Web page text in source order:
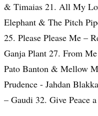
& Timaias 21. All My
Elephant & The Pitch
25. Please Please Me –
Ganja Plant 27. From
Pato Banton & Mellow
Prudence - Jahdan
– Gaudi 32. Give Peace